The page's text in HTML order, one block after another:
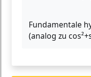
Fundamentale
(analog zu